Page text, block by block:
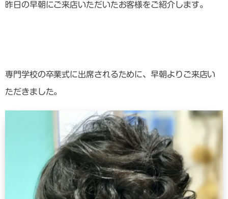
昨日の早朝にご来店いただいたお客様をご紹介します。
専門学校の卒業式に出席されるために、早朝よりご来店い
ただきました。